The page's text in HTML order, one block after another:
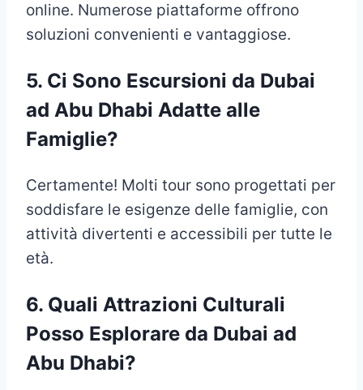
online. Numerose piattaforme offrono
soluzioni convenienti e vantaggiose.
5. Ci Sono Escursioni da Dubai
ad Abu Dhabi Adatte alle
Famiglie?
Certamente! Molti tour sono progettati per
soddisfare le esigenze delle famiglie, con
attività divertenti e accessibili per tutte le
età.
6. Quali Attrazioni Culturali
Posso Esplorare da Dubai ad
Abu Dhabi?